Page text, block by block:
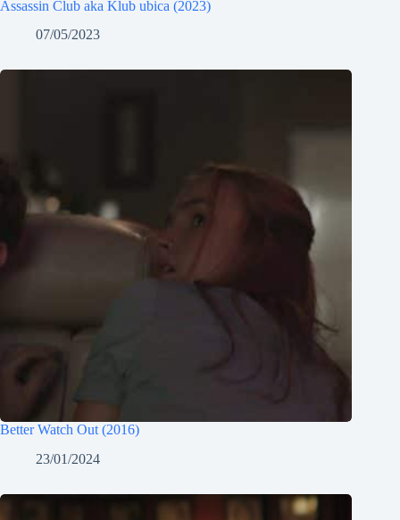
Assassin Club aka Klub ubica (2023)
07/05/2023
Better Watch Out (2016)
23/01/2024